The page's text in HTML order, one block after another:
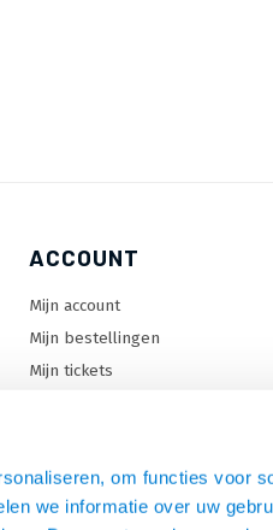
om functies voor
we informatie over uw
ACCOUNT
Mijn account
Mijn bestellingen
Mijn tickets